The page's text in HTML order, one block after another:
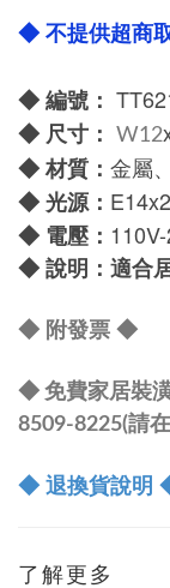
◆ 不提供超商
◆ 編號：
◆ 尺寸： W12
◆材質： 金屬
◆光源： E14x2
◆ 電壓： 1
◆說明：適合
◆ 附發票◆
◆ 免費家居裝
8509-8225(請
◆ 退換貨說明
了解更多